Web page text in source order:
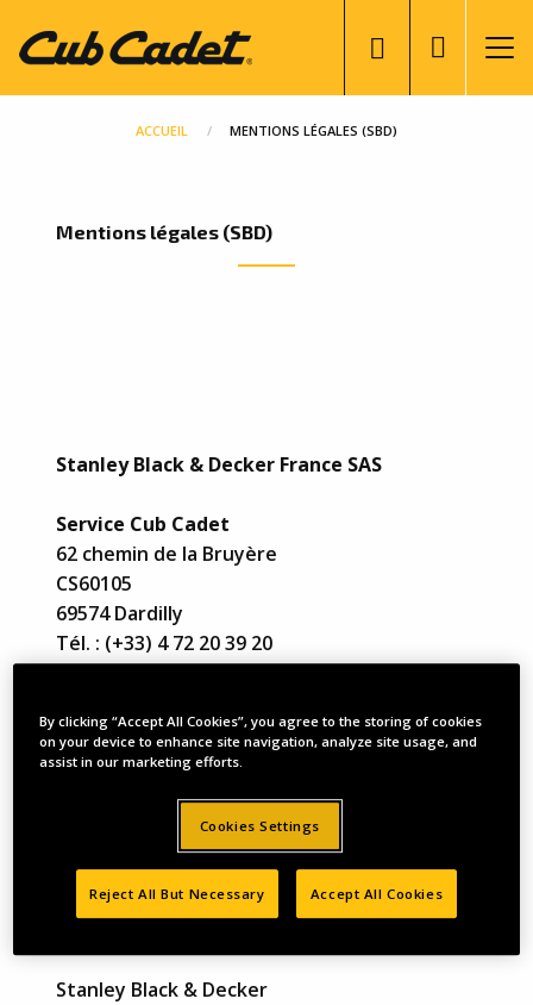
au
contenu
principal
User
account
menu
ACCUEIL MENTIONS LÉGALES (SBD)
Mentions légales (SBD)
Stanley Black & Decker France SAS
Service Cub Cadet
62 chemin de la Bruyère
CS60105
69574 Dardilly
Tél. : (+33) 4 72 20 39 20
Lyon
654 507 521 RCS Lyon
interne sur ce site web et sur tous les
Stanley Black & Decker
By clicking “Accept All Cookies”, you agree to the storing of cookies
on your device to enhance site navigation, analyze site usage, and
assist in our marketing efforts.
Cookies Settings
Reject All But Necessary Accept All Cookies